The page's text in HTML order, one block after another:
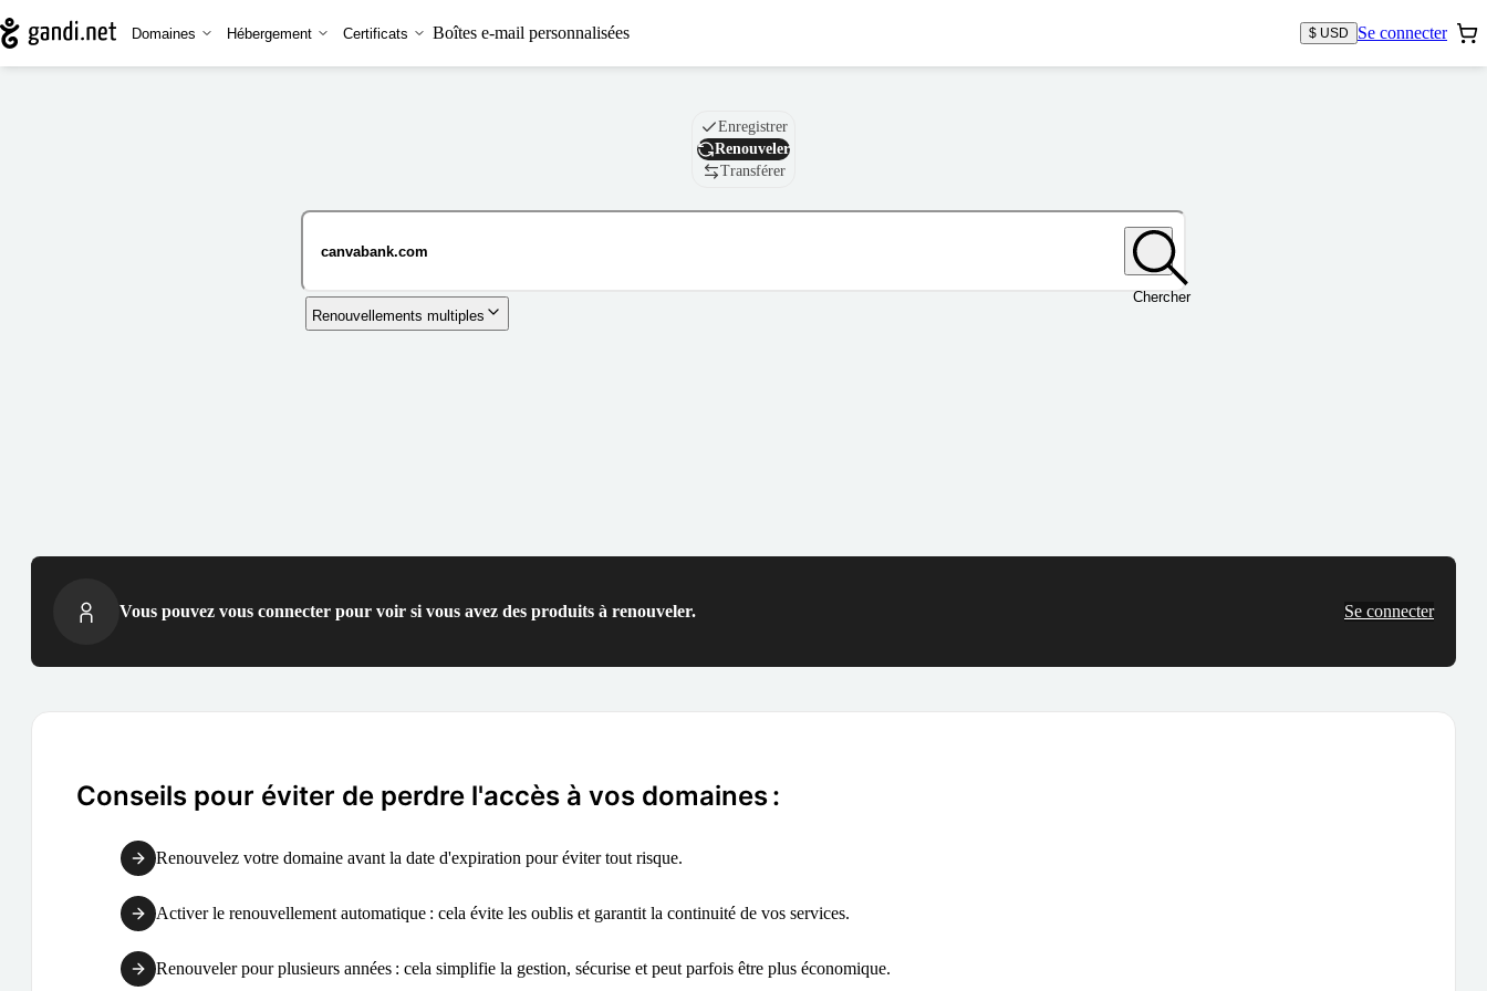
Domaines Hébergement Certificats Boîtes e-mail personnalisées $ USD Se connecter
Nom de domaine
Enregistrer
Renouveler
Transférer
Chercher
Renouvellements multiples
Vous pouvez vous connecter pour voir si vous avez des produits à renouveler. Se connecter
Conseils pour éviter de perdre l'accès à vos domaines :
Renouvelez votre domaine avant la date d'expiration pour éviter tout risque.
Activer le renouvellement automatique : cela évite les oublis et garantit la continuité de vos services.
Renouveler pour plusieurs années : cela simplifie la gestion, sécurise et peut parfois être plus économique.